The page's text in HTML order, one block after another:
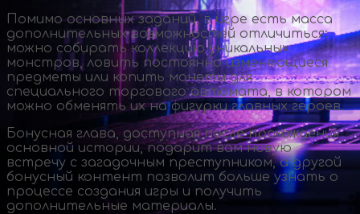
Помимо основных заданий, в игре есть масса
дополнительных возможностей отличиться:
можно собирать коллекцию уникальных
монстров, ловить постоянно изменяющиеся
предметы или копить монеты для
специального торгового автомата, в котором
можно обменять их на фигурки главных героев.
Бонусная глава, доступная после прохождения
основной истории, подарит вам новую
встречу с загадочным преступником, а другой
бонусный контент позволит больше узнать о
процессе создания игры и получить
дополнительные материалы.